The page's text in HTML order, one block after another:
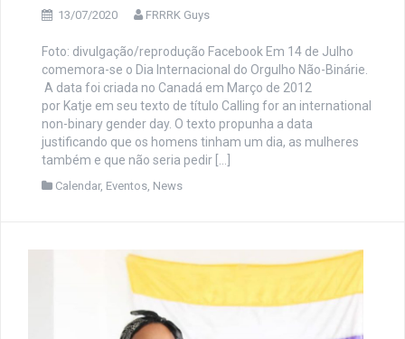
13/07/2020 FRRRK Guys
Foto: divulgação/reprodução Facebook Em 14 de Julho
comemora-se o Dia Internacional do Orgulho Não-Binárie.
A data foi criada no Canadá em Março de 2012
por Katje em seu texto de título Calling for an international
non-binary gender day. O texto propunha a data
justificando que os homens tinham um dia, as mulheres
também e que não seria pedir […]
Calendar, Eventos News